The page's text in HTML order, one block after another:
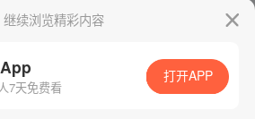
继续浏览精彩内容
7天免费看
打开APP